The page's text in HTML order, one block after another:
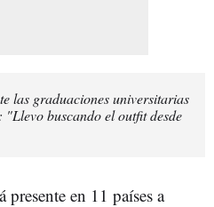
las graduaciones universitarias
"Llevo buscando el outfit desde
en 11 países a